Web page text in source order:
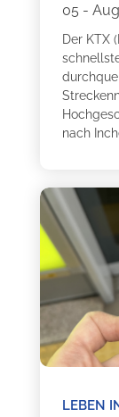
05 -
Der KTX
nach
LEBEN